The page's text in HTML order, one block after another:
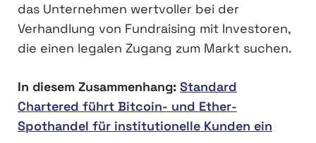
das Unternehmen wertvoller bei der
Verhandlung von Fundraising mit Investoren,
die einen legalen Zugang zum Markt suchen.
In diesem Zusammenhang: Standard
Chartered führt Bitcoin- und Ether-
Spothandel für institutionelle Kunden ein